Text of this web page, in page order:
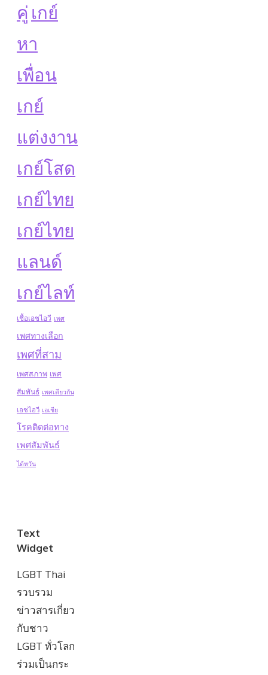
คู่ เกย์
หา
เพื่อน
เกย์
แต่งงาน
เกย์โสด
เกย์ไทย
เกย์ไทย
แลนด์
เกย์ไลท์
เชื้อเอชไอวี เพศ
เพศทางเลือก
เพศที่สาม
เพศสภาพ เพศ
สัมพันธ์ เพศเดียวกัน
เอชไอวี เอเชีย
โรคติดต่อทาง
เพศสัมพันธ์
ไต้หวัน
Text
Widget
LGBT Thai
รวบรวม
ข่าวสารเกี่ยว
กับชาว
LGBT ทั่วโลก
ร่วมเป็นกระ